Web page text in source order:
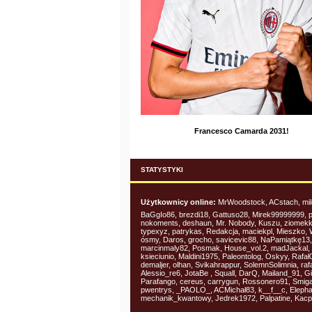
Francesco Camarda 2031!
STATYSTYKI
Użytkownicy online: MrWoodstock, ACstach,
BaGgIo86, brezdi18, Gattuso28, Mirek99999999,
nokoments, deshaun, Mr. Nobody, Kuszu,
typexyz, patrykas, Redakcja, maciekpl, Mieszko,
ósmy, Daros, grocho, savicevic88, NaPamiątkę13,
marcinmaly82, Posmak, House_vol.2, madJackal,
ksieciunio, Maldini1975, Paleontolog, Oskyy,
demaljer, olhan, Svikahrappur, SolemnSolimnia,
Alessio_re6, JotaBe , Squall, DarQ, Mailand_91,
Parafango, cereus, carrygun, Rossonero91,
pwentrys, _PAOLO_, ACMichał83, k__f__c,
mechanik_kwantowy, Jedrek1972, Palpatine,